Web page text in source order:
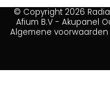
© Copyright 2026
Afium B.V - Akupanel
Algemene voorwaarden